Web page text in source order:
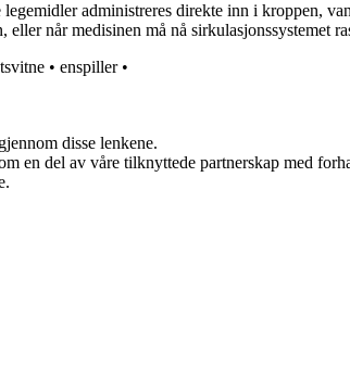
administreres direkte inn i kroppen,
når medisinen må nå sirkulasjonssystemet
• enspiller•
disse lenkene.
del av våre tilknyttede partnerskap med